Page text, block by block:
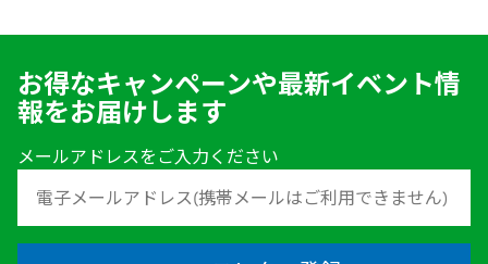
お得なキャンペーンや最新イベント情
報をお届けします
メールアドレスをご入力ください